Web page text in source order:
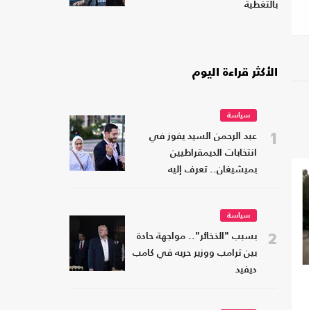
بالتغطية
الأكثر قراءة اليوم
1
سياسة
عبد الرحمن السيد يفوز في
انتخابات الديمقراطيين
بميشيغان.. تعرف إليه
2
سياسة
بسبب "الذخائر".. مواجهة حادة
بين ترامب ووزير حربه في كامب
ديفيد